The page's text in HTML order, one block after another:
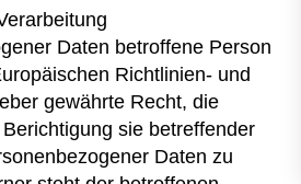
Daten betroffene Person
Richtlinien- und
gewährte Recht, die
sie betreffender
Daten zu